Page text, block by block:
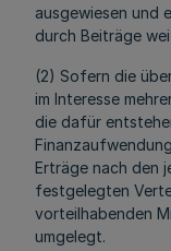
ausgewiesen und
durch Beiträge
(2) Sofern die
im Interesse
die dafür
Erträge nach den
festgelegten
vorteilhabenden
umgelegt.